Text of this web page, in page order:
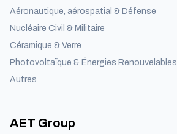
Aéronautique, aérospatial & Défense
Nucléaire Civil & Militaire
Céramique & Verre
Photovoltaïque & Énergies Renouvelables
Autres
AET Group